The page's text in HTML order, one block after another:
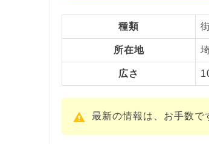
種類
所在地
広さ
最新の情報は、お手数で